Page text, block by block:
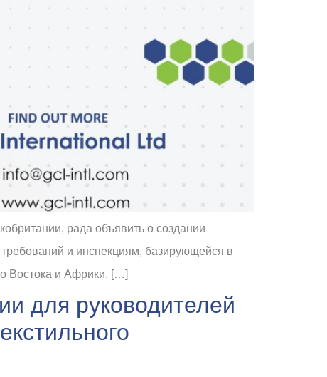
рада объявить о создании
и инспекциям, базирующейся в
Востока и Африки. […]
для руководителей